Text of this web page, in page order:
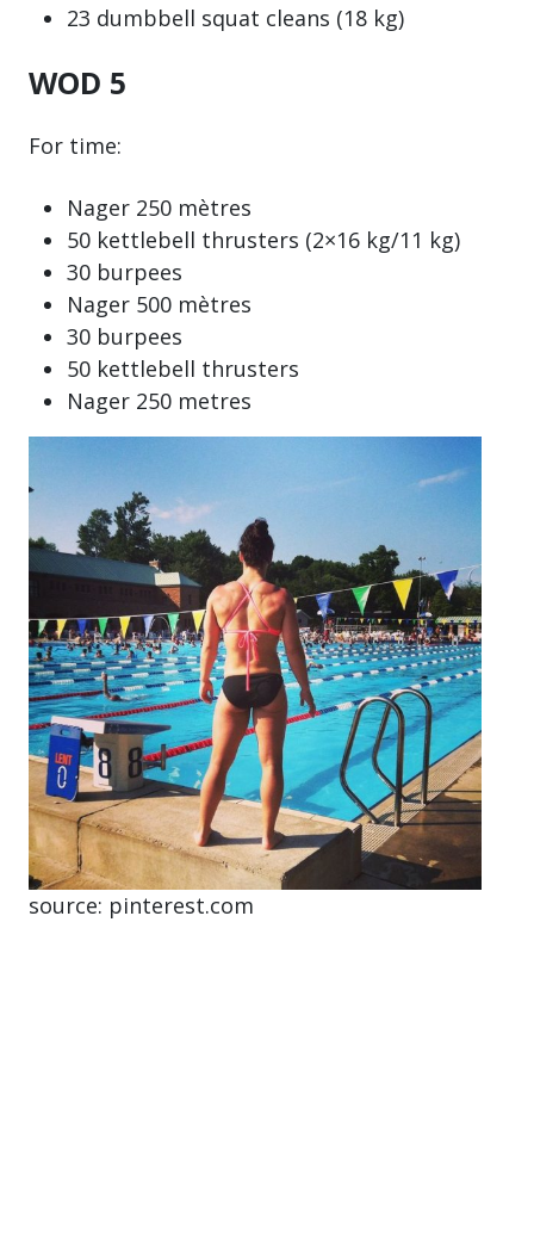
23 dumbbell squat cleans (18 kg)
WOD 5
For time:
Nager 250 mètres
50 kettlebell thrusters (2×16 kg/11 kg)
30 burpees
Nager 500 mètres
30 burpees
50 kettlebell thrusters
Nager 250 metres
source: pinterest.com